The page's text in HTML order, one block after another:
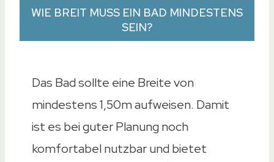
WIE BREIT MUSS EIN BAD MINDESTENS
SEIN?
Das Bad sollte eine Breite von
mindestens 1,50m aufweisen. Damit
ist es bei guter Planung noch
komfortabel nutzbar und bietet